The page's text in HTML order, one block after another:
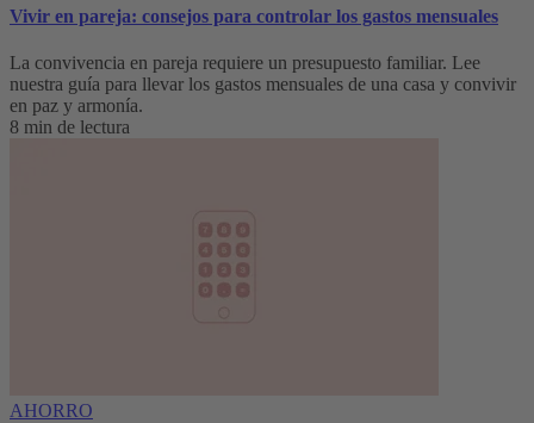
Vivir en pareja: consejos para controlar los gastos mensuales
La convivencia en pareja requiere un presupuesto familiar. Lee
nuestra guía para llevar los gastos mensuales de una casa y convivir
en paz y armonía.
8 min de lectura
AHORRO